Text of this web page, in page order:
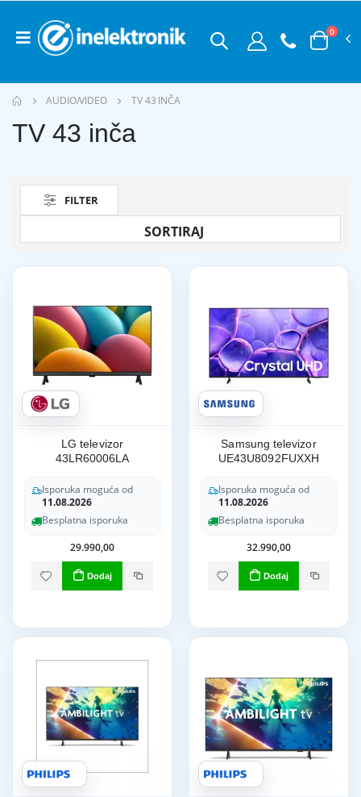
0
AUDIO/VIDEO TV 43 INČA
TV 43 inča
FILTER
LG televizor
43LR60006LA
Isporuka moguća od
11.08.2026
Besplatna isporuka
29.990,00
Dodaj
Samsung televizor
UE43U8092FUXXH
Isporuka moguća od
11.08.2026
Besplatna isporuka
32.990,00
Dodaj